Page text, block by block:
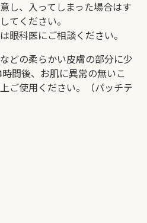
し、入ってしまった場合はす
てください。
眼科医にご相談ください。
どの柔らかい皮膚の部分に少
時間後、お肌に異常の無いこ
ご使用ください。（パッチテ